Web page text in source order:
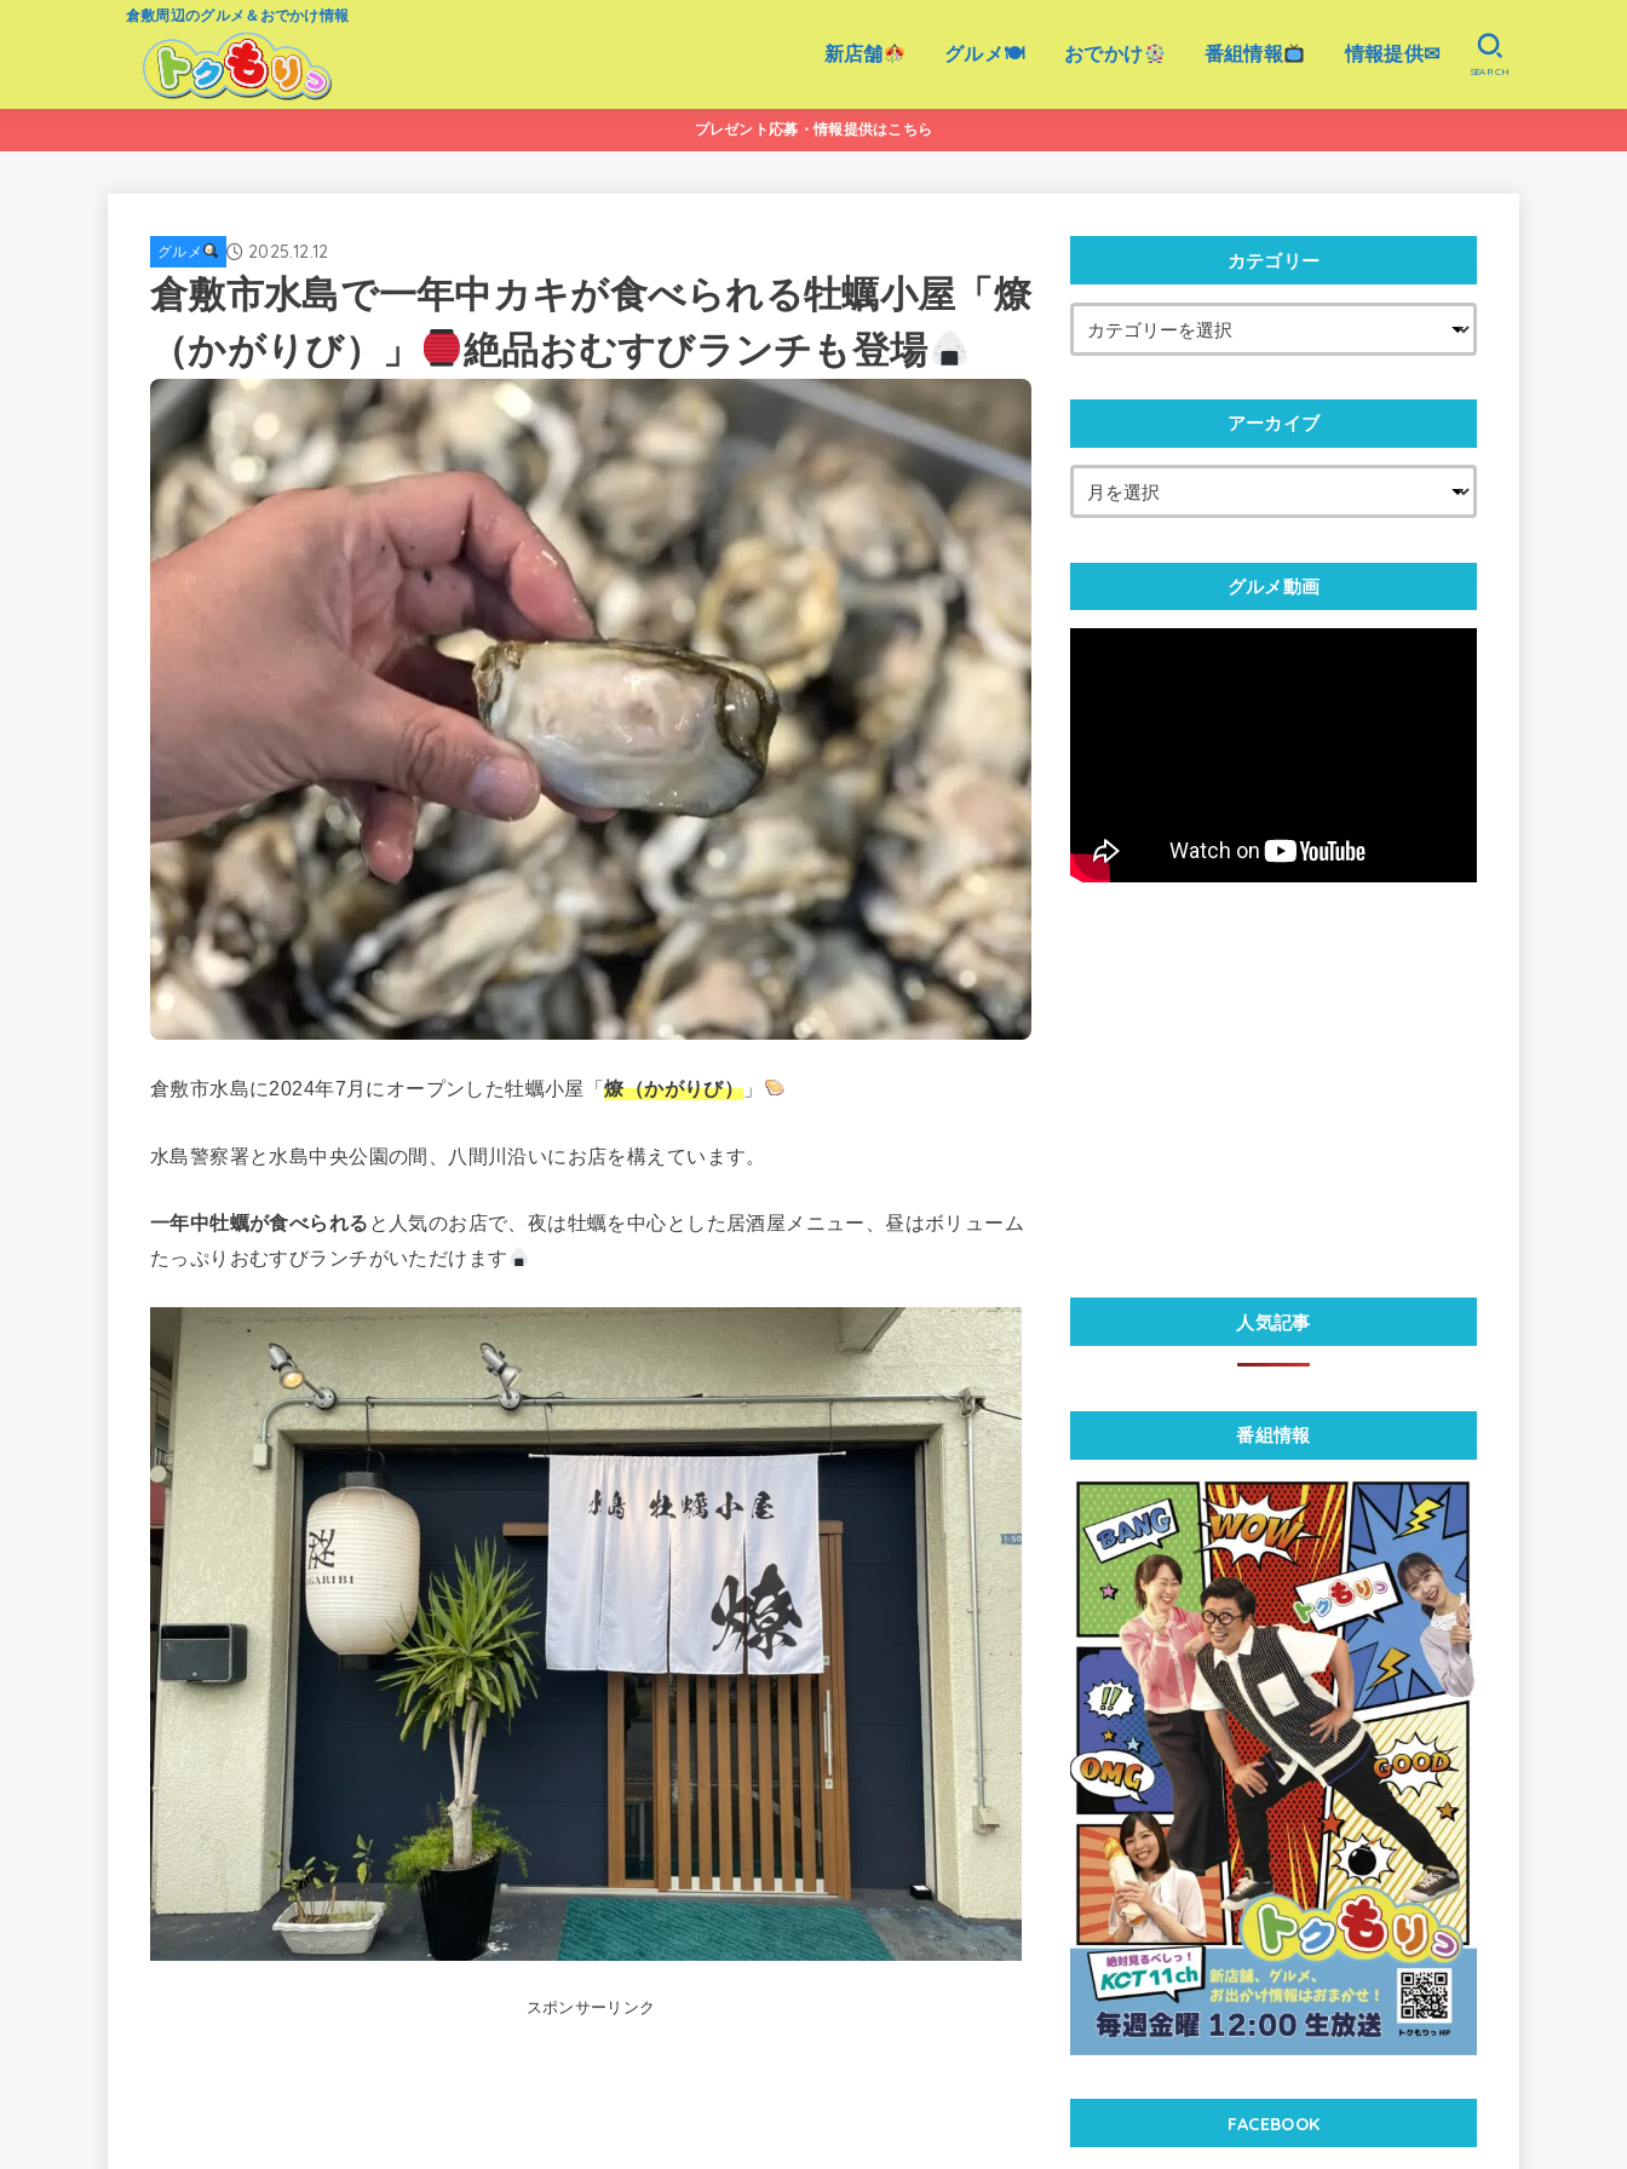
倉敷周辺のグルメ＆おでかけ情報
新店舗 グルメ🍽 おでかけ 番組情報 情報提供✉
SEARCH
プレゼント応募・情報提供はこちら
グルメ 2025.12.12
倉敷市水島で一年中カキが食べられる牡蠣小屋「燎
（かがりび）」
絶品おむすびランチも登場
倉敷市水島に2024年7月にオープンした牡蠣小屋「燎（かがりび） 」
水島警察署と水島中央公園の間、八間川沿いにお店を構えています。
一年中牡蠣が食べられる と人気のお店で、夜は牡蠣を中心とした居酒屋メニュー、昼はボリューム
たっぷりおむすびランチがいただけます
スポンサーリンク
カテゴリー
アーカイブ
グルメ動画
人気記事
番組情報
FACEBOOK